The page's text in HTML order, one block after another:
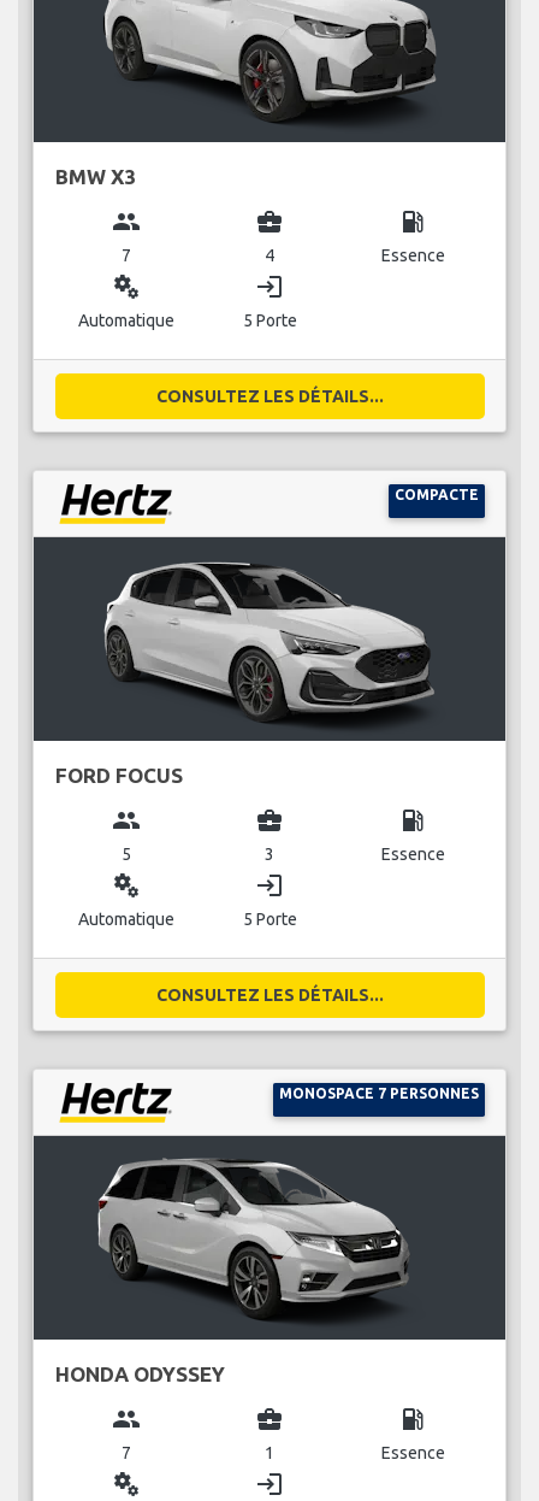
BMW X3
group
7
business_center
4
local_gas_station
Essence
miscellaneous_services
Automatique
login
5 Porte
CONSULTEZ LES DÉTAILS...
COMPACTE
FORD FOCUS
group
5
business_center
3
local_gas_station
Essence
miscellaneous_services
Automatique
login
5 Porte
CONSULTEZ LES DÉTAILS...
MONOSPACE 7 PERSONNES
HONDA ODYSSEY
group
7
business_center
1
local_gas_station
Essence
miscellaneous_services login